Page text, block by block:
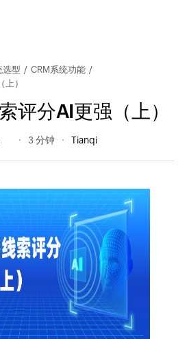
选型 / CRM系统功能 /
）
评分AI更强（上）
3 分钟 Tianqi